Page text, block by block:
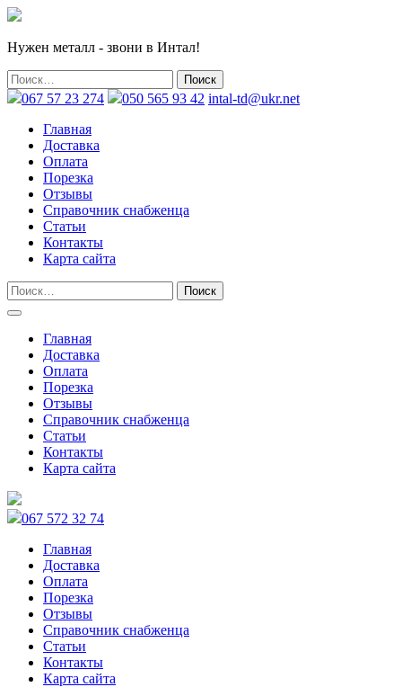
Нужен металл - звони в Интал!
067 57 23 274 050 565 93 42 intal-td@ukr.net
Главная
Доставка
Оплата
Порезка
Отзывы
Справочник снабженца
Статьи
Контакты
Карта сайта
Главная
Доставка
Оплата
Порезка
Отзывы
Справочник снабженца
Статьи
Контакты
Карта сайта
067 572 32 74
Главная
Доставка
Оплата
Порезка
Отзывы
Справочник снабженца
Статьи
Контакты
Карта сайта